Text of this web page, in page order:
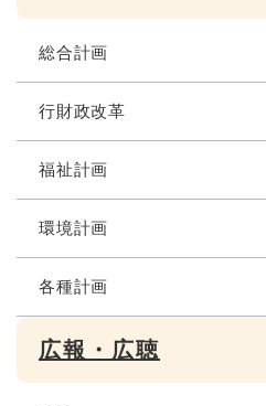
総合計画
行財政改革
福祉計画
環境計画
各種計画
広報・広聴